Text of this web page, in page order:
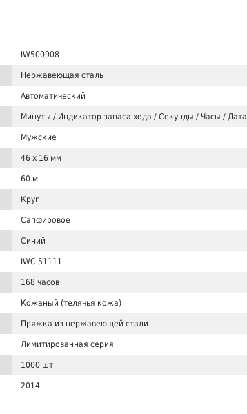
IW500908
Нержавеющая сталь
Автоматический
Минуты / Индикатор запаса хода / Секунды / Часы / Дата
Мужские
46 x 16 мм
60 м
Круг
Сапфировое
Синий
IWC 51111
168 часов
Кожаный (телячья кожа)
Пряжка из нержавеющей стали
Лимитированная серия
1000 шт
2014